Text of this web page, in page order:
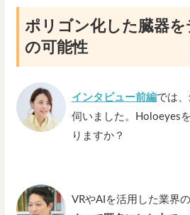
ポリゴン化した臓器
の可能性
インタビュー前編では
伺いました。Holoeyes
りますか？
VRやAIを活用した業界